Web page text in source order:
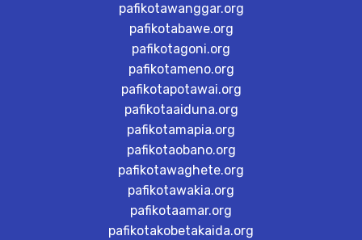
pafikotawanggar.org
pafikotabawe.org
pafikotagoni.org
pafikotameno.org
pafikotapotawai.org
pafikotaaiduna.org
pafikotamapia.org
pafikotaobano.org
pafikotawaghete.org
pafikotawakia.org
pafikotaamar.org
pafikotakobetakaida.org